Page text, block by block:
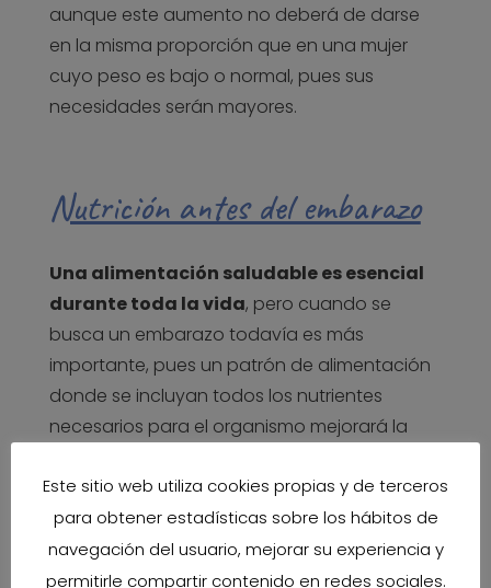
aunque este aumento no deberá de darse
en la misma proporción que en una mujer
cuyo peso es bajo o normal, pues sus
necesidades serán mayores.
Nutrición antes del embarazo
Una alimentación saludable es esencial
durante toda la vida, pero cuando se
busca un embarazo todavía es más
importante, pues un patrón de alimentación
donde se incluyan todos los nutrientes
necesarios para el organismo mejorará la
Además, se evitarán posibles complicaciones
en el embarazo, malformaciones en el feto y
futuras patologías en el bebé en la edad
Este sitio web utiliza cookies propias y de terceros
para obtener estadísticas sobre los hábitos de
navegación del usuario, mejorar su experiencia y
permitirle compartir contenido en redes sociales.